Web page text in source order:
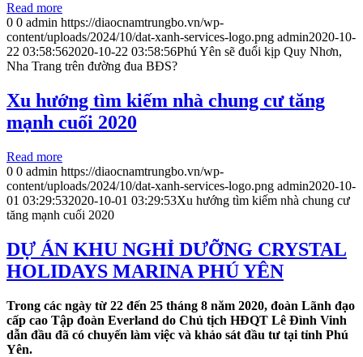
Read more
0 0 admin https://diaocnamtrungbo.vn/wp-
content/uploads/2024/10/dat-xanh-services-logo.png admin2020-10-
22 03:58:562020-10-22 03:58:56Phú Yên sẽ đuổi kịp Quy Nhơn,
Nha Trang trên đường đua BĐS?
Xu hướng tìm kiếm nhà chung cư tăng
mạnh cuối 2020
Read more
0 0 admin https://diaocnamtrungbo.vn/wp-
content/uploads/2024/10/dat-xanh-services-logo.png admin2020-10-
01 03:29:532020-10-01 03:29:53Xu hướng tìm kiếm nhà chung cư
tăng mạnh cuối 2020
DỰ ÁN KHU NGHỈ DƯỠNG CRYSTAL
HOLIDAYS MARINA PHÚ YÊN
Trong các ngày từ 22 đến 25 tháng 8 năm 2020, đoàn Lãnh đạo
cấp cao Tập đoàn Everland do Chủ tịch HĐQT Lê Đình Vinh
dẫn đầu đã có chuyến làm việc và khảo sát đầu tư tại tỉnh Phú
Yên.